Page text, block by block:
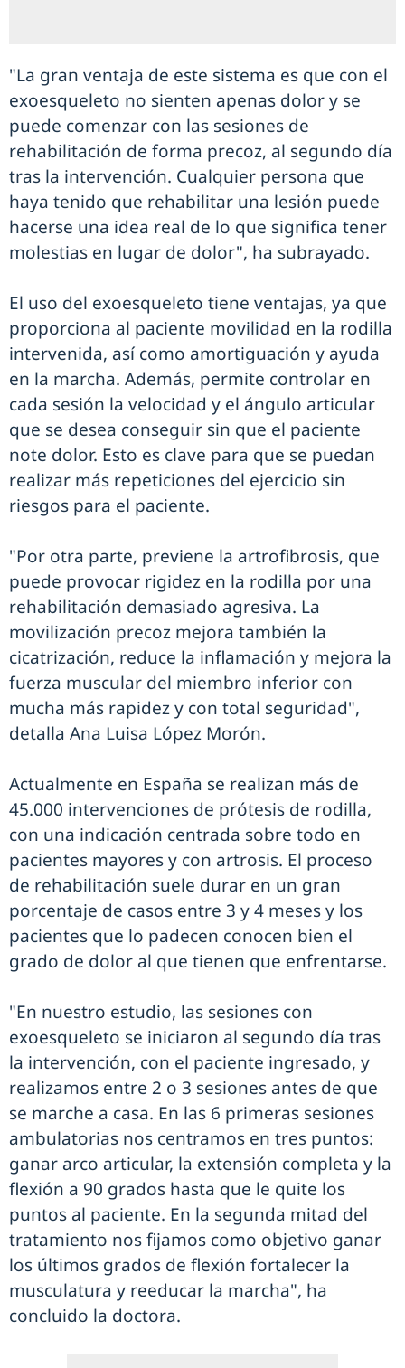
"La gran ventaja de este sistema es que con el
exoesqueleto no sienten apenas dolor y se
puede comenzar con las sesiones de
rehabilitación de forma precoz, al segundo día
tras la intervención. Cualquier persona que
haya tenido que rehabilitar una lesión puede
hacerse una idea real de lo que significa tener
molestias en lugar de dolor", ha subrayado.
El uso del exoesqueleto tiene ventajas, ya que
proporciona al paciente movilidad en la rodilla
intervenida, así como amortiguación y ayuda
en la marcha. Además, permite controlar en
cada sesión la velocidad y el ángulo articular
que se desea conseguir sin que el paciente
note dolor. Esto es clave para que se puedan
realizar más repeticiones del ejercicio sin
riesgos para el paciente.
"Por otra parte, previene la artrofibrosis, que
puede provocar rigidez en la rodilla por una
rehabilitación demasiado agresiva. La
movilización precoz mejora también la
cicatrización, reduce la inflamación y mejora la
fuerza muscular del miembro inferior con
mucha más rapidez y con total seguridad",
detalla Ana Luisa López Morón.
Actualmente en España se realizan más de
45.000 intervenciones de prótesis de rodilla,
con una indicación centrada sobre todo en
pacientes mayores y con artrosis. El proceso
de rehabilitación suele durar en un gran
porcentaje de casos entre 3 y 4 meses y los
pacientes que lo padecen conocen bien el
grado de dolor al que tienen que enfrentarse.
"En nuestro estudio, las sesiones con
exoesqueleto se iniciaron al segundo día tras
la intervención, con el paciente ingresado, y
realizamos entre 2 o 3 sesiones antes de que
se marche a casa. En las 6 primeras sesiones
ambulatorias nos centramos en tres puntos:
ganar arco articular, la extensión completa y la
flexión a 90 grados hasta que le quite los
puntos al paciente. En la segunda mitad del
tratamiento nos fijamos como objetivo ganar
los últimos grados de flexión fortalecer la
musculatura y reeducar la marcha", ha
concluido la doctora.